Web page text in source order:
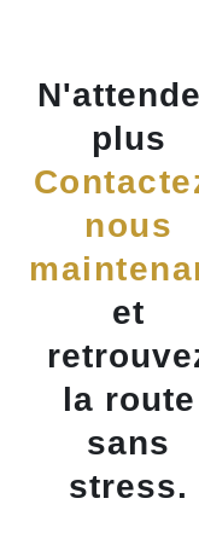
plus
nous
et
la route
sans
stress.